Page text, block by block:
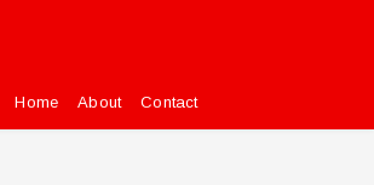
Home About Contact